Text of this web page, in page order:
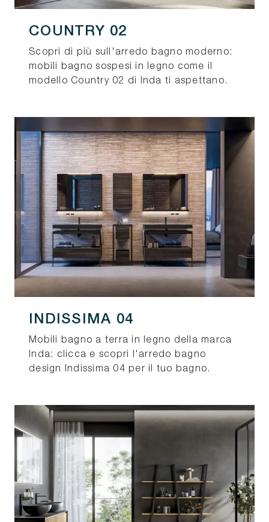
COUNTRY 02
Scopri di più sull'arredo bagno moderno:
mobili bagno sospesi in legno come il
modello Country 02 di Inda ti aspettano.
INDISSIMA 04
Mobili bagno a terra in legno della marca
Inda: clicca e scopri l'arredo bagno
design Indissima 04 per il tuo bagno.